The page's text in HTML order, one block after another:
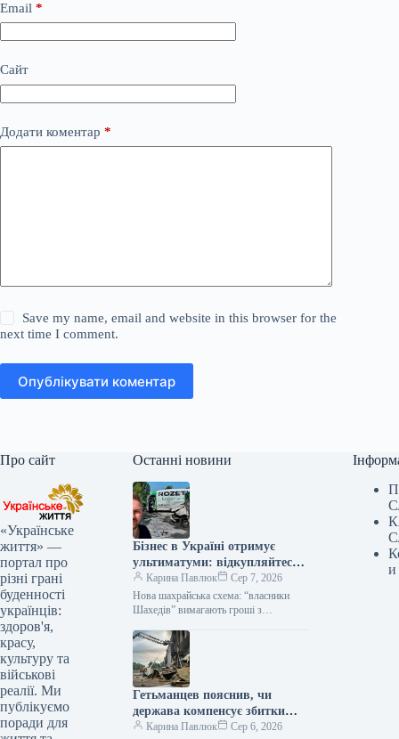
Email *
Сайт
Додати коментар *
Save my name, email and website in this browser for the
next time I comment.
Опублікувати коментар
Про сайт
«Українське
життя» —
портал про
різні грані
буденності
українців:
здоров'я,
красу,
культуру та
військові
реалії. Ми
публікуємо
поради для
Останні новини
Бізнес в Україні отримує
ультиматуми: відкупляйтеся
від атак або втратите все
Карина Павлюк
Сер 7, 2026
Нова шахрайська схема: “власники
Шахедів” вимагають гроші з
підприємці стали об’єктами нової
схеми вимагання. Анонімні звернення,
що…
Гетьманцев пояснив, чи
держава компенсує збитки
бізнесам від ударів РФ
Карина Павлюк
Сер 6, 2026
и